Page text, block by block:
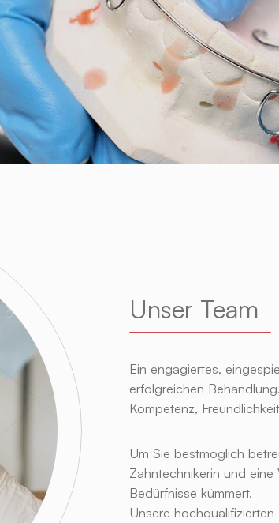
Unser Team
Ein engagiertes,
erfolgreichen Behandlung.
Kompetenz,
Um Sie bestmöglich
Zahntechnikerin und
Bedürfnisse kümmert.
Unsere